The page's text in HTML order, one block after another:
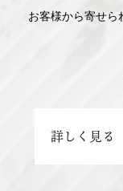
お客様から寄せら
詳しく見る